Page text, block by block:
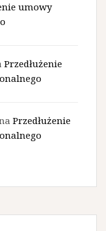
umowy
Przedłużenie
Przedłużenie